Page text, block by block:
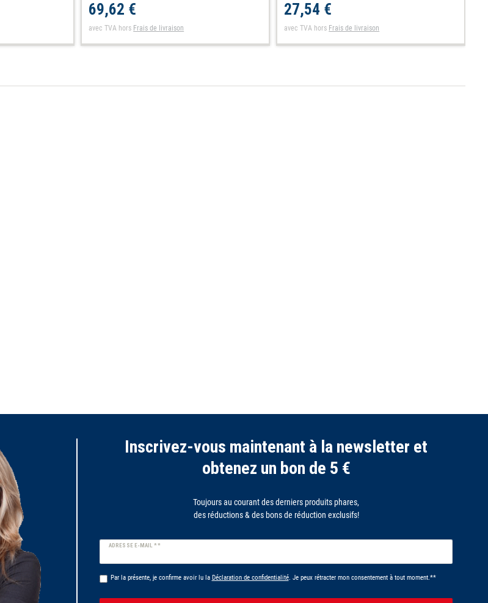
69,62 €
avec TVA hors Frais de livraison
27,54 €
avec TVA hors Frais de livraison
Inscrivez-vous maintenant à la newsletter et
obtenez un bon de 5 €
Toujours au courant des derniers produits phares,
des réductions & des bons de réduction exclusifs!
ADRESSE E-MAIL **
Ceres::Template.newsletterHoneypotLabel
Par la présente, je confirme avoir lu la Déclaration de confidentialité. Je peux rétracter mon consentement à tout moment.**